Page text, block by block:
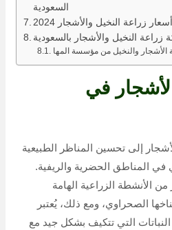
السعودية
أسعار زراعة النخيل والأشجار 2024
الأشجار والنخيل من مؤسسة المها
في
إلى تحسين المناظر الطبيعية
في المناطق الحضرية والريفية.
من الأنشطة الزراعية الهامة
الصحراوي، ومع ذلك، يُعتبر
التي تتكيف بشكل جيد مع